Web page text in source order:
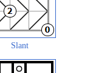
Slant